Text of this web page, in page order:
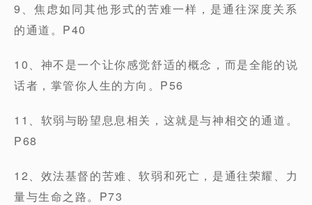
9、焦虑如同其他形式的苦难一样，是通往深度关系
的通道。P40
10、神不是一个让你感觉舒适的概念，而是全能的说
话者，掌管你人生的方向。P56
11、软弱与盼望息息相关，这就是与神相交的通道。
P68
12、效法基督的苦难、软弱和死亡，是通往荣耀、力
量与生命之路。P73